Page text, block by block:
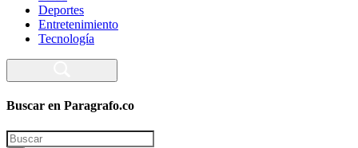
Deportes
Entretenimiento
Tecnología
Buscar en Paragrafo.co
Search